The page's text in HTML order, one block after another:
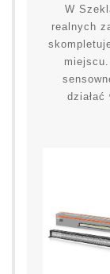
W
realnych